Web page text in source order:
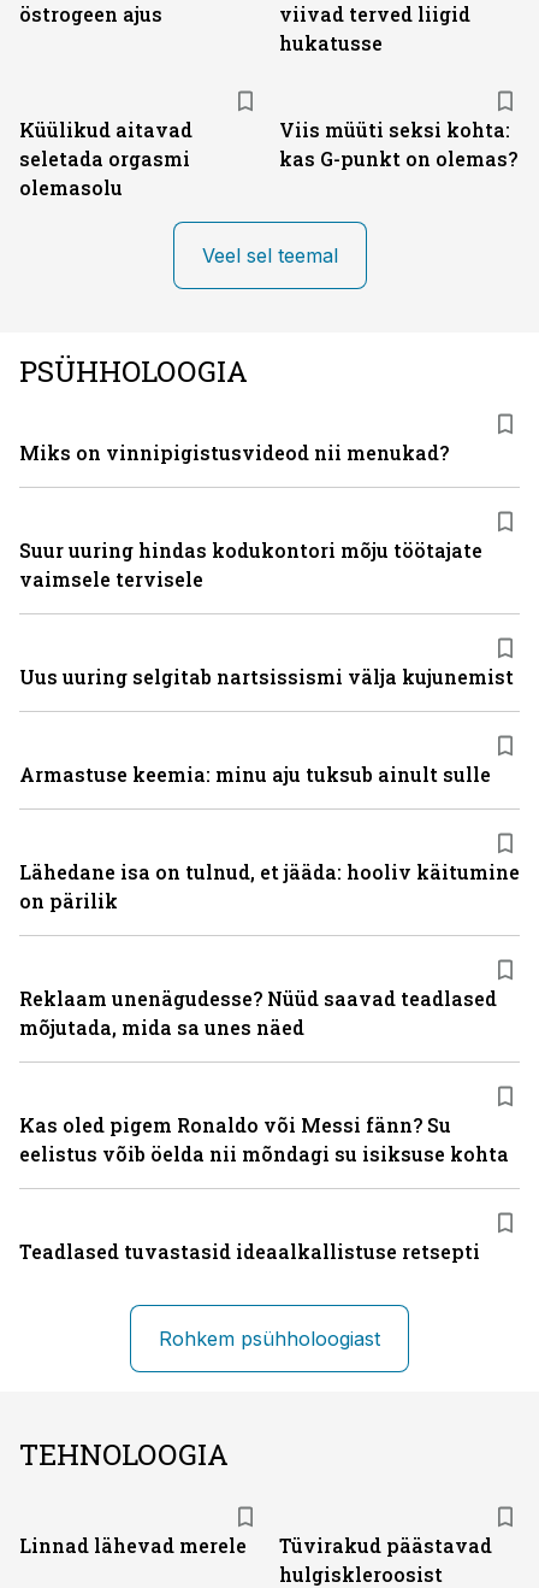
östrogeen ajus
viivad terved liigid
hukatusse
Küülikud aitavad
seletada orgasmi
olemasolu
Viis müüti seksi kohta:
kas G-punkt on olemas?
Veel sel teemal
PSÜHHOLOOGIA
Miks on vinni­pigistusvideod nii menukad?
Suur uuring hindas kodukontori mõju töötajate
vaimsele tervisele
Uus uuring selgitab nartsissismi välja kujunemist
Armastuse keemia: minu aju tuksub ainult sulle
Lähedane isa on tulnud, et jääda: hooliv käitumine
on pärilik
Reklaam unenägudesse? Nüüd saavad teadlased
mõjutada, mida sa unes näed
Kas oled pigem Ronaldo või Messi fänn? Su
eelistus võib öelda nii mõndagi su isiksuse kohta
Teadlased tuvastasid ideaalkallistuse retsepti
Rohkem psühholoogiast
TEHNOLOOGIA
Linnad lähevad merele
Tüvirakud päästavad
hulgiskleroosist